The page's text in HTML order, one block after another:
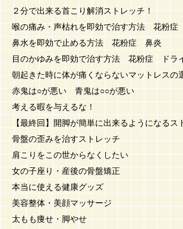
２分で出来る首こり解消ストレッチ！
喉の痛み・声枯れを即効で治す方法 花粉
鼻水を即効で止める方法 花粉症 鼻炎
目のかゆみを即効で治す方法 花粉症 ドラ
朝起きた時に体が痛くならないマットレスの
赤鬼は○が悪い 青鬼は○○が悪い
考える暇を与えるな！
【最終回】開脚が簡単に出来るようになるス
骨盤の歪みを治すストレッチ
肩こりをこの世からなくしたい
女の子座り・産後の骨盤矯正
本当に使える健康グッズ
美容整体・美顔マッサージ
太もも痩せ・脚やせ